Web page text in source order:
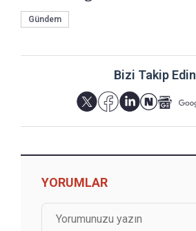
Gündem
Bizi Takip Edin
YORUMLAR